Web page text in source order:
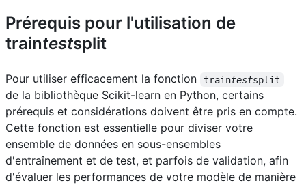
Prérequis pour l'utilisation de
traintestsplit
Pour utiliser efficacement la fonction traintestsplit
de la bibliothèque Scikit-learn en Python, certains
prérequis et considérations doivent être pris en compte.
Cette fonction est essentielle pour diviser votre
ensemble de données en sous-ensembles
d'entraînement et de test, et parfois de validation, afin
d'évaluer les performances de votre modèle de manière